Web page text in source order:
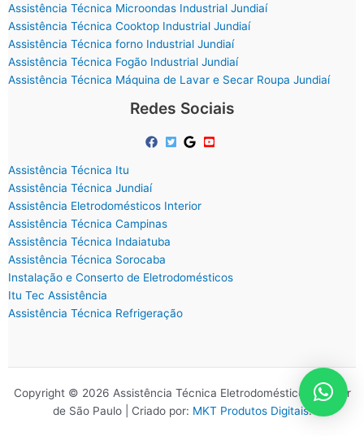
Assistência Técnica Microondas Industrial Jundiaí
Assistência Técnica Cooktop Industrial Jundiaí
Assistência Técnica forno Industrial Jundiaí
Assistência Técnica Fogão Industrial Jundiaí
Assistência Técnica Máquina de Lavar e Secar Roupa Jundiaí
Redes Sociais
Assistência Técnica Itu
Assistência Técnica Jundiaí
Assistência Eletrodomésticos Interior
Assistência Técnica Campinas
Assistência Técnica Indaiatuba
Assistência Técnica Sorocaba
Instalação e Conserto de Eletrodomésticos
Itu Tec Assistência
Assistência Técnica Refrigeração
Copyright © 2026 Assistência Técnica Eletrodomésticos Interior
de São Paulo | Criado por: MKT Produtos Digitais.